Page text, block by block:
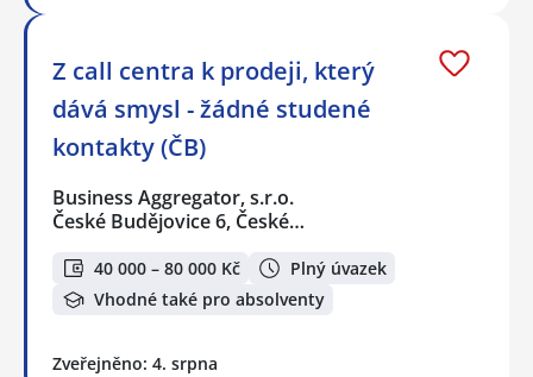
Z call centra k prodeji, který
dává smysl - žádné studené
kontakty (ČB)
Business Aggregator, s.r.o.
České Budějovice 6, České…
40 000 – 80 000 Kč
Plný úvazek
Vhodné také pro absolventy
Zveřejněno: 4. srpna